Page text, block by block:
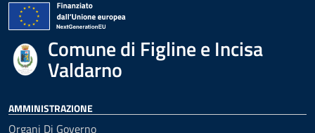
Comune di Figline e Incisa
Valdarno
AMMINISTRAZIONE
Organi Di Governo